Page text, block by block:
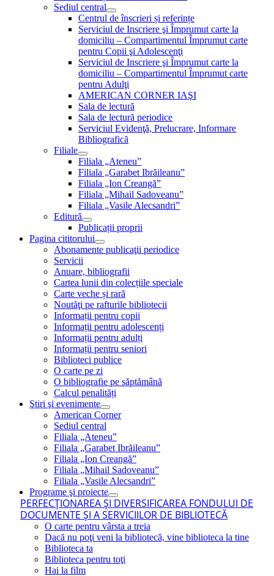
Sediul central
Centrul de înscrieri și referințe
Serviciul de Inscriere şi Împrumut carte la
domiciliu – Compartimentul Împrumut carte
pentru Copii şi Adolescenţi
Serviciul de Inscriere şi Împrumut carte la
domiciliu – Compartimentul Împrumut carte
pentru Adulţi
AMERICAN CORNER IAŞI
Sala de lectură
Sala de lectură periodice
Serviciul Evidenţă, Prelucrare, Informare
Bibliografică
Filiale
Filiala „Ateneu”
Filiala „Garabet Ibrăileanu”
Filiala „Ion Creangă”
Filiala „Mihail Sadoveanu”
Filiala „Vasile Alecsandri”
Editură
Publicații proprii
Pagina cititorului
Abonamente publicaţii periodice
Servicii
Anuare, bibliografii
Cartea lunii din colecțiile speciale
Carte veche și rară
Noutăţi pe rafturile bibliotecii
Informații pentru copii
Informații pentru adolescenți
Informații pentru adulți
Informații pentru seniori
Biblioteci publice
O carte pe zi
O bibliografie pe săptămână
Calcul penalități
Ştiri şi evenimente
American Corner
Sediul central
Filiala „Ateneu”
Filiala „Garabet Ibrăileanu”
Filiala „Ion Creangă”
Filiala „Mihail Sadoveanu”
Filiala „Vasile Alecsandri”
Programe şi proiecte
PERFECŢIONAREA ŞI DIVERSIFICAREA FONDULUI DE
DOCUMENTE ŞI A SERVICIILOR DE BIBLIOTECĂ
O carte pentru vârsta a treia
Dacă nu poţi veni la bibliotecă, vine biblioteca la tine
Biblioteca ta
Biblioteca pentru toţi
Hai la film